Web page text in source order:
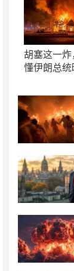
胡塞这一
懂伊朗总